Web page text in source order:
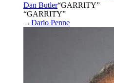
Dan Butler“GARRITY”
“GARRITY”
→Dario Penne